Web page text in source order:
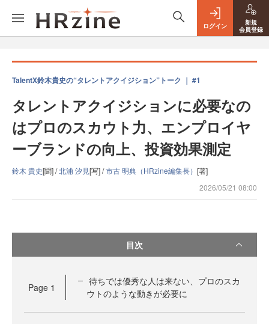
ログイン
新規
会員登録
TalentX鈴木貴史の“タレントアクイジション”トーク ｜ #1
タレントアクイジションに必要なの
はプロのスカウト力、エンプロイヤ
ーブランドの向上、投資効果測定
鈴木 貴史[聞] /北浦 汐見[写] /市古 明典（HRzine編集長） [著]
2026/05/21 08:00
目次
Page 1
待ちでは優秀な人は来ない、プロのスカ
ウトのような動きが必要に